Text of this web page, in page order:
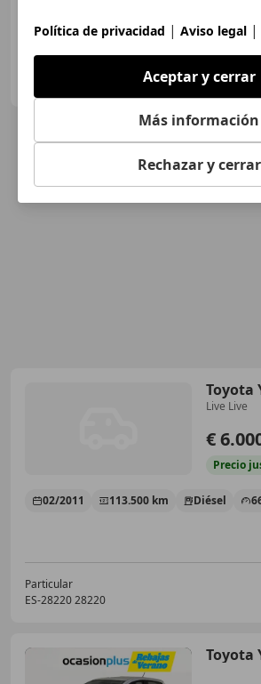
AUTOHERO BARCELONA
ES-08903 SANT ADRIÀ DE BESÒS
Toyota
Live Live
€
Precio
02/2011 113.500 km Diésel
Particular
ES-28220 28220
Toyota
Política de privacidad | Aviso legal |
Aceptar y cerrar
Más información
Rechazar y cerrar